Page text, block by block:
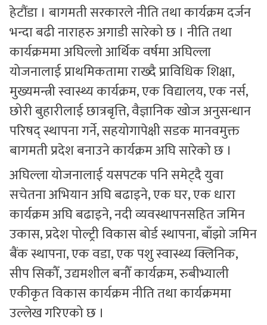
हेटौंडा । बागमती सरकारले नीति तथा कार्यक्रम दर्जन
भन्दा बढी नाराहरु अगाडी सारेको छ । नीति तथा
कार्यक्रममा अघिल्लो आर्थिक वर्षमा अघिल्ला
योजनालाई प्राथमिकतामा राख्दै प्राविधिक शिक्षा,
मुख्यमन्त्री स्वास्थ्य कार्यक्रम, एक विद्यालय, एक नर्स,
छोरी बुहारीलाई छात्रबृत्ति, वैज्ञानिक खोज अनुसन्धान
परिषद् स्थापना गर्ने, सहयोगापेक्षी सडक मानवमुक्त
बागमती प्रदेश बनाउने कार्यक्रम अघि सारेको छ ।
अघिल्ला योजनालाई यसपटक पनि समेट्दै युवा
सचेतना अभियान अघि बढाइने, एक घर, एक धारा
कार्यक्रम अघि बढाइने, नदी व्यवस्थापनसहित जमिन
उकास, प्रदेश पोल्ट्री विकास बोर्ड स्थापना, बाँझो जमिन
बैंक स्थापना, एक वडा, एक पशु स्वास्थ्य क्लिनिक,
सीप सिकौँ, उद्यमशील बनौँ कार्यक्रम, रुबीभ्याली
एकीकृत विकास कार्यक्रम नीति तथा कार्यक्रममा
उल्लेख गरिएको छ ।